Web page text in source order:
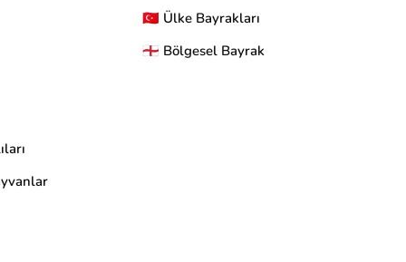
🇹🇷 Ülke Bayrakları
🏴󠁧󠁢󠁥󠁮󠁧󠁿 Bölgesel Bayrak